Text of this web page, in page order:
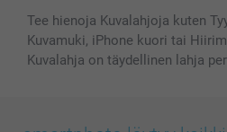
Tee hienoja Kuvalahjoja kuten
Kuvamuki, iPhone kuori tai
Kuvalahja on täydellinen lahja